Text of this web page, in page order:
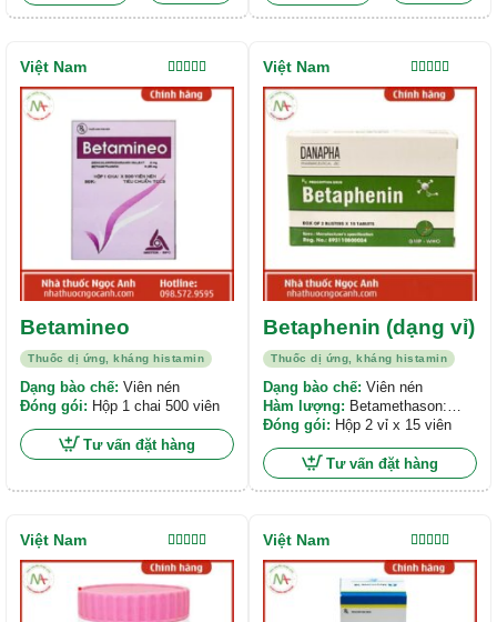
Thuốc dị ứng, kháng histamin
Betamineo
Được xếp
hạng5.00
Dạng bào chế: Viên nén
Đóng gói: Hộp 1 chai 500 viên
Tư vấn đặt hàng
Việt Nam
Thuốc dị ứng, kháng histamin
Betaphenin (dạng vỉ)
Được xếp
hạng5.00
Dạng bào chế: Viên nén
Hàm lượng: Betamethason:
0,25 mg; Dexchlopheniramin
Đóng gói: Hộp 2 vỉ x 15 viên
Tư vấn đặt hàng
Việt Nam
Được xếp
hạng5.00
sao
Việt Nam
Được xếp
hạng5.00
Việt Nam